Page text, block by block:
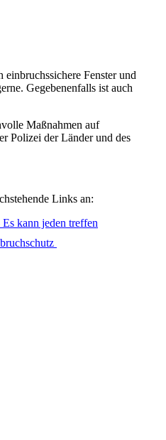
Fenster und
Gegebenenfalls ist auch
Maßnahmen auf
Polizei der Länder und des
Links an:
kann jeden treffen